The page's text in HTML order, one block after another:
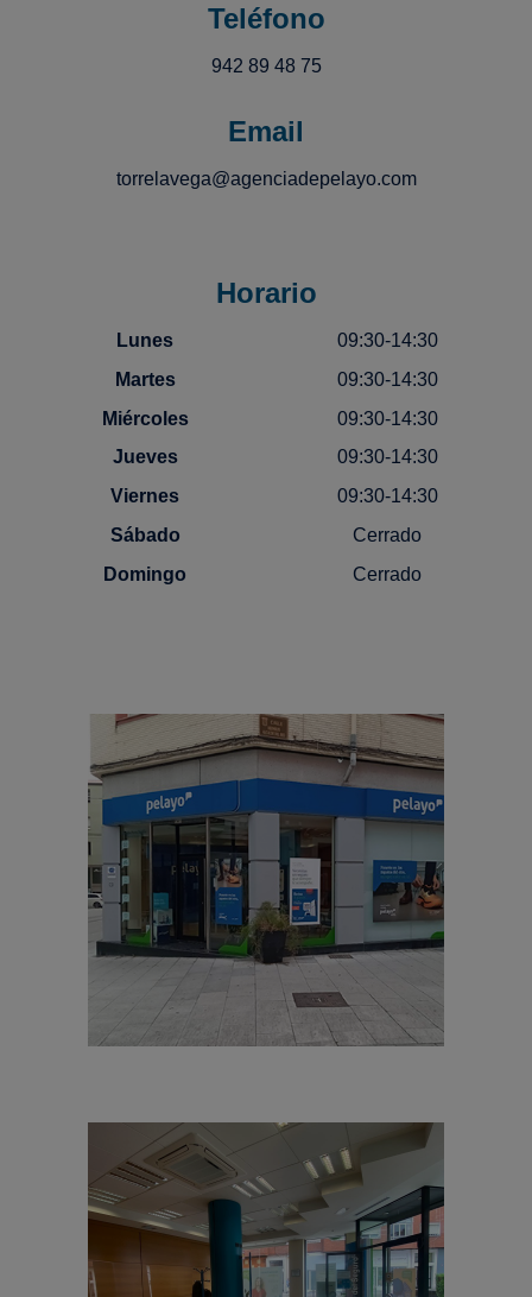
Teléfono
942 89 48 75
Email
torrelavega@agenciadepelayo.com
Horario
Lunes
09:30-14:30
Martes
09:30-14:30
Miércoles
09:30-14:30
Jueves
09:30-14:30
Viernes
09:30-14:30
Sábado
Cerrado
Domingo
Cerrado